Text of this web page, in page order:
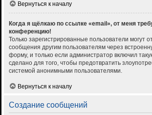
Вернуться к началу
Когда я щёлкаю по ссылке «email», от меня
конференцию!
Только зарегистрированные пользователи могут
сообщения другим пользователям через
форму, и только если администратор включил
сделано для того, чтобы предотвратить
системой анонимными пользователями.
Вернуться к началу
Создание сообщений